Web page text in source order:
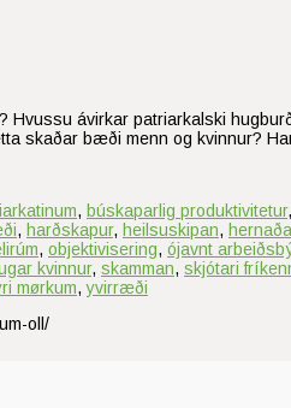
ávirkar patriarkalski
skaðar bæði menn og kvinnur?
, búskaparlig produktivitetur,
, harðskapur, heilsuskipan,
, objektivisering, ójavnt
kvinnur, skamman, skjótari
mørkum,yvirræði
oll/